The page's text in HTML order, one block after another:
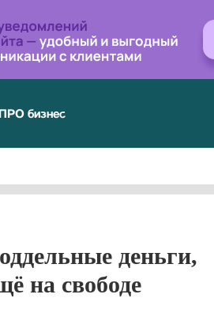
бизнес
деньги,
на свободе